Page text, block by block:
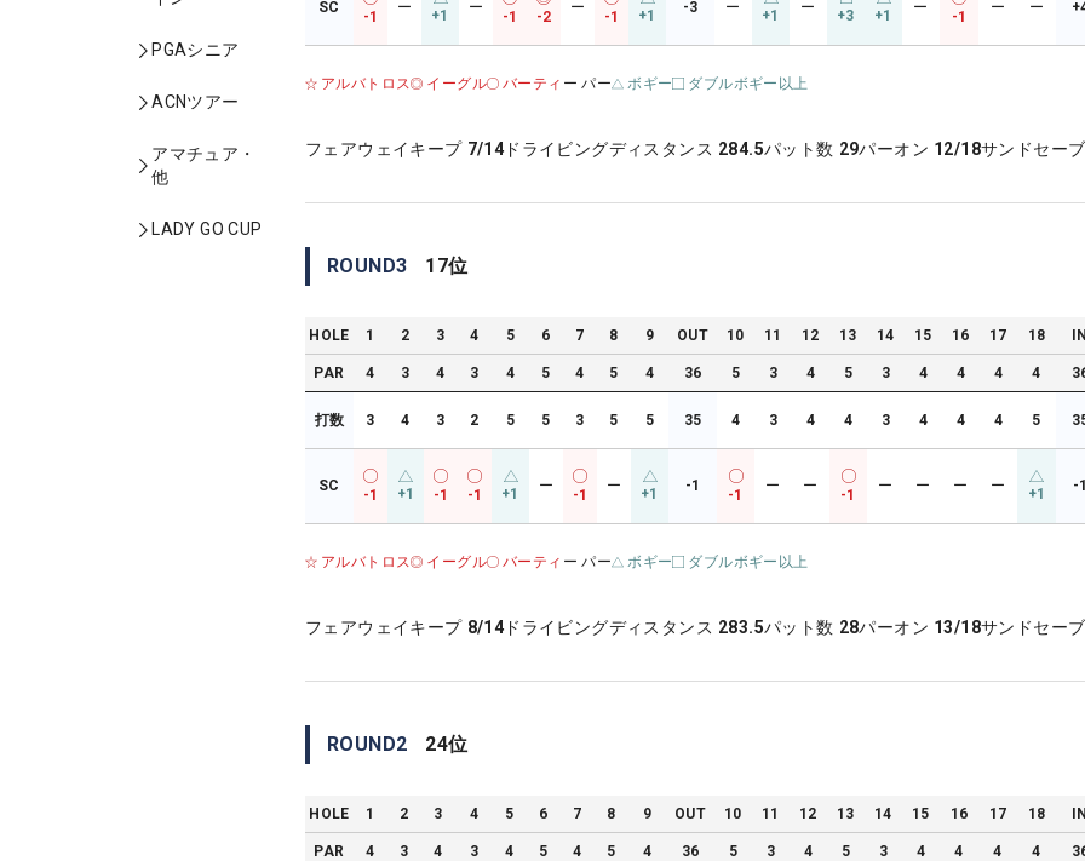
PGAシニア
ACNツアー
アマチュア・
他
LADY GO CUP
SC
-1
ー +1 ー
-1 -2
ー
-1 +1 -3 ー +1 ー +3 +1 ー
-1
ー ー
アルバトロス イーグル バーティ ー パー ボギー ダブルボギー以上
フェアウェイキープ 7/14 ドライビングディスタンス 284.5パット数 29パーオン 12/18サンドセーブ
ROUND3 17位
HOLE 1 2 3 4 5 6 7 8 9 OUT 10 11 12 13 14 15 16 17 18
PAR 4 3 4 3 4 5 4 5 4 36 5 3 4 5 3 4 4 4 4
打数 3 4 3 2 5 5 3 5 5 35 4 3 4 4 3 4 4 4 5
SC
-1 +1 -1 -1 +1 ー
-1
ー +1 -1
-1
ー ー
-1
ー ー ー ー +1 -
アルバトロス イーグル バーティ ー パー ボギー ダブルボギー以上
フェアウェイキープ 8/14 ドライビングディスタンス 283.5パット数 28パーオン 13/18サンドセーブ
ROUND2 24位
HOLE 1 2 3 4 5 6 7 8 9 OUT 10 11 12 13 14 15 16 17 18
PAR 4 3 4 3 4 5 4 5 4 36 5 3 4 5 3 4 4 4 4